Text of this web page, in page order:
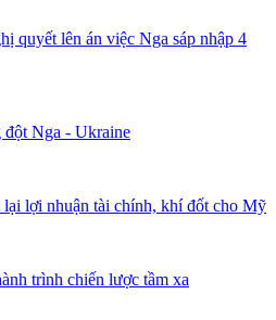
quyết lên án việc Nga sáp nhập 4
Nga - Ukraine
lợi nhuận tài chính, khí đốt cho Mỹ
trình chiến lược tầm xa